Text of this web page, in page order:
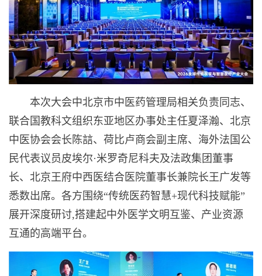
本次大会中北京市中医药管理局相关负责同志、
联合国教科文组织东亚地区办事处主任夏泽瀚、北京
中医协会会长陈誩、荷比卢商会副主席、海外法国公
民代表议员皮埃尔·米罗奇尼科夫及法政集团董事
长、北京王府中西医结合医院董事长兼院长王广发等
悉数出席。各方围绕“传统医药智慧+现代科技赋能”
展开深度研讨,搭建起中外医学文明互鉴、产业资源
互通的高端平台。